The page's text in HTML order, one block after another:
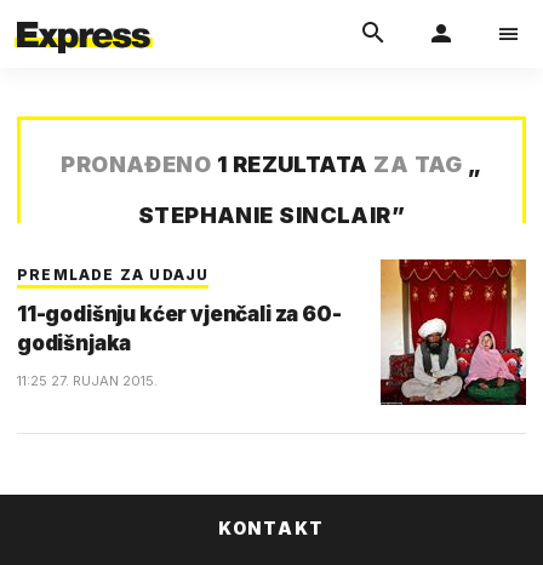
PRONAĐENO 1 REZULTATA ZA TAG „
STEPHANIE SINCLAIR”
PREMLADE ZA UDAJU
11-godišnju kćer vjenčali za 60-
godišnjaka
11:25 27. RUJAN 2015.
KONTAKT